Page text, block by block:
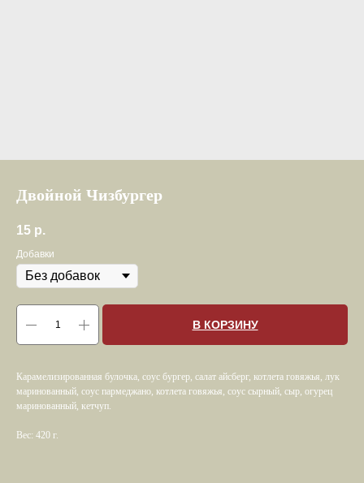
Двойной Чизбургер
15 р.
Добавки
В КОРЗИНУ
Карамелизированная булочка, соус бургер, салат айсберг, котлета говяжья, лук
маринованный, соус пармеджано, котлета говяжья, соус сырный, сыр, огурец
маринованный, кетчуп.
Вес: 420 г.